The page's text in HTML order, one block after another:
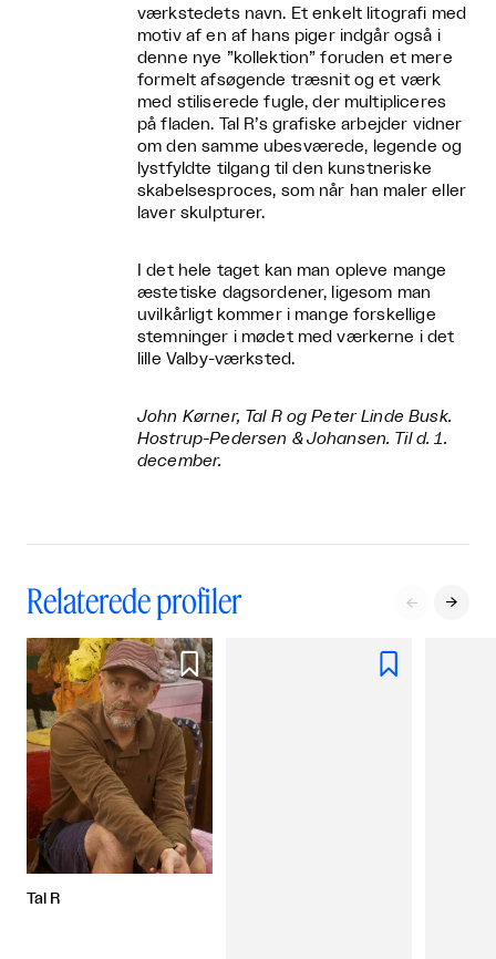
værkstedets navn. Et enkelt litografi med
motiv af en af hans piger indgår også i
denne nye ”kollektion” foruden et mere
formelt afsøgende træsnit og et værk
med stiliserede fugle, der multipliceres
på fladen. Tal R’s grafiske arbejder vidner
om den samme ubesværede, legende og
lystfyldte tilgang til den kunstneriske
skabelsesproces, som når han maler eller
laver skulpturer.
I det hele taget kan man opleve mange
æstetiske dagsordener, ligesom man
uvilkårligt kommer i mange forskellige
stemninger i mødet med værkerne i det
lille Valby-værksted.
John Kørner, Tal R og Peter Linde Busk.
Hostrup-Pedersen & Johansen. Til d. 1.
december.
Relaterede profiler  

Tal R
